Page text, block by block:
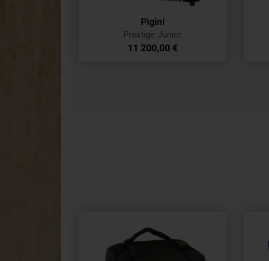
Pigini
Prestige Junior
Prix
11 200,00 €